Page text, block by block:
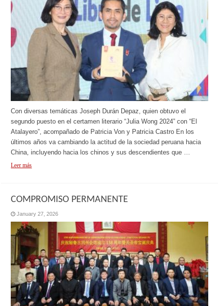
Con diversas temáticas Joseph Durán Depaz, quien obtuvo el
segundo puesto en el certamen literario “Julia Wong 2024” con “El
Atalayero”, acompañado de Patricia Von y Patricia Castro En los
últimos años va cambiando la actitud de la sociedad peruana hacia
China, incluyendo hacia los chinos y sus descendientes que …
Leer más
COMPROMISO PERMANENTE
January 27, 2026